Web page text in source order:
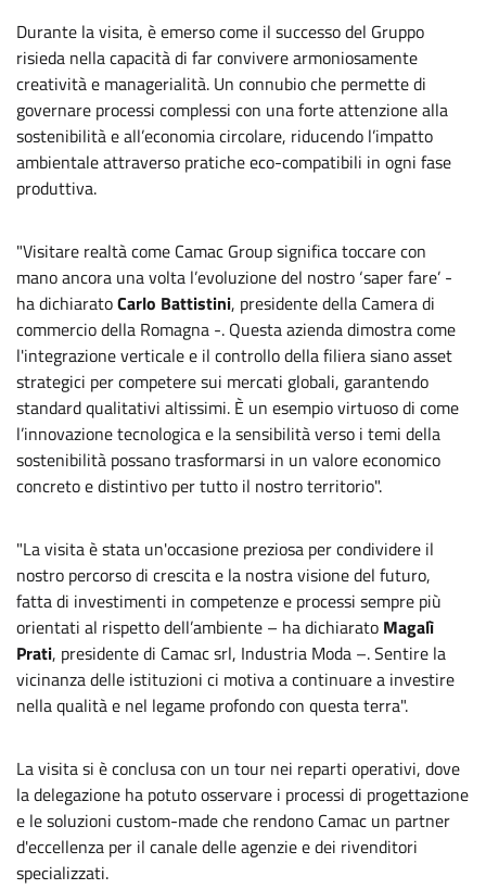
Durante la visita, è emerso come il successo del Gruppo
risieda nella capacità di far convivere armoniosamente
creatività e managerialità. Un connubio che permette di
governare processi complessi con una forte attenzione alla
sostenibilità e all’economia circolare, riducendo l’impatto
ambientale attraverso pratiche eco-compatibili in ogni fase
produttiva.
"Visitare realtà come Camac Group significa toccare con
mano ancora una volta l’evoluzione del nostro ‘saper fare’ -
ha dichiaratoCarlo Battistini, presidente della Camera di
commercio della Romagna -. Questa azienda dimostra come
l'integrazione verticale e il controllo della filiera siano asset
strategici per competere sui mercati globali, garantendo
standard qualitativi altissimi. È un esempio virtuoso di come
l’innovazione tecnologica e la sensibilità verso i temi della
sostenibilità possano trasformarsi in un valore economico
concreto e distintivo per tutto il nostro territorio".
"La visita è stata un'occasione preziosa per condividere il
nostro percorso di crescita e la nostra visione del futuro,
fatta di investimenti in competenze e processi sempre più
orientati al rispetto dell’ambiente – ha dichiarato Magalì
Prati, presidente di Camac srl, Industria Moda –. Sentire la
vicinanza delle istituzioni ci motiva a continuare a investire
nella qualità e nel legame profondo con questa terra".
La visita si è conclusa con un tour nei reparti operativi, dove
la delegazione ha potuto osservare i processi di progettazione
e le soluzioni custom-made che rendono Camac un partner
d'eccellenza per il canale delle agenzie e dei rivenditori
specializzati.